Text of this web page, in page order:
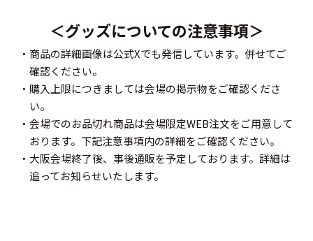
＜グッズについての注意事項＞
・商品の詳細画像は公式Xでも発信しています。併せてご
確認ください。
・購入上限につきましては会場の掲示物をご確認くださ
い。
・会場でのお品切れ商品は会場限定WEB注文をご用意して
おります。下記注意事項内の詳細をご確認ください。
・大阪会場終了後、事後通販を予定しております。詳細は
追ってお知らせいたします。